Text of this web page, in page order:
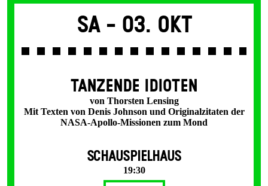
Sa - 03. Okt
TANZENDE IDIOTEN
von Thorsten Lensing
Mit Texten von Denis Johnson und Originalzitaten der
NASA-Apollo-Missionen zum Mond
SCHAUSPIELHAUS
19:30